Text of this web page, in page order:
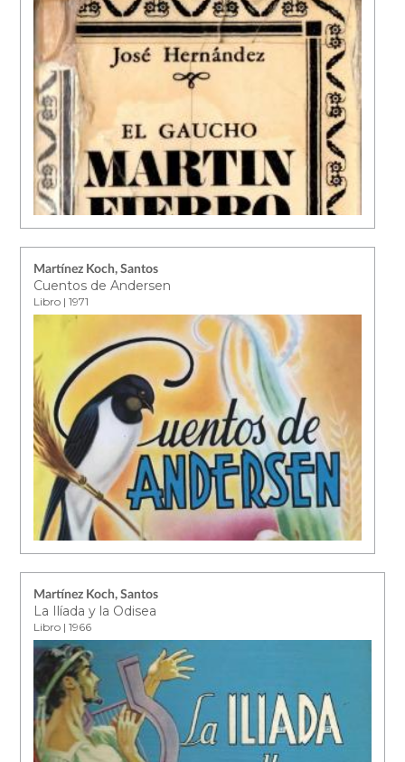
Martínez Koch, Santos
Cuentos de Andersen
Libro | 1971
Martínez Koch, Santos
La Ilíada y la Odisea
Libro | 1966